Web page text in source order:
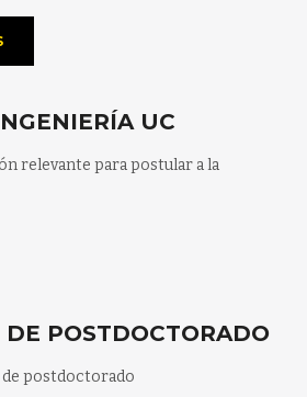
UC
relevante para postular a la
DE POSTDOCTORADO
postdoctorado